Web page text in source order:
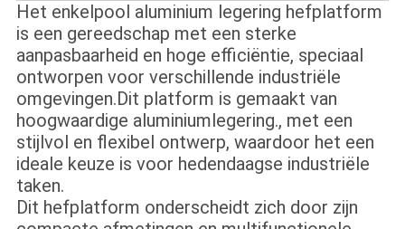
Het enkelpool aluminium legering hefplatform
is een gereedschap met een sterke
aanpasbaarheid en hoge efficiëntie, speciaal
ontworpen voor verschillende industriële
omgevingen.Dit platform is gemaakt van
hoogwaardige aluminiumlegering., met een
stijlvol en flexibel ontwerp, waardoor het een
ideale keuze is voor hedendaagse industriële
taken.
Dit hefplatform onderscheidt zich door zijn